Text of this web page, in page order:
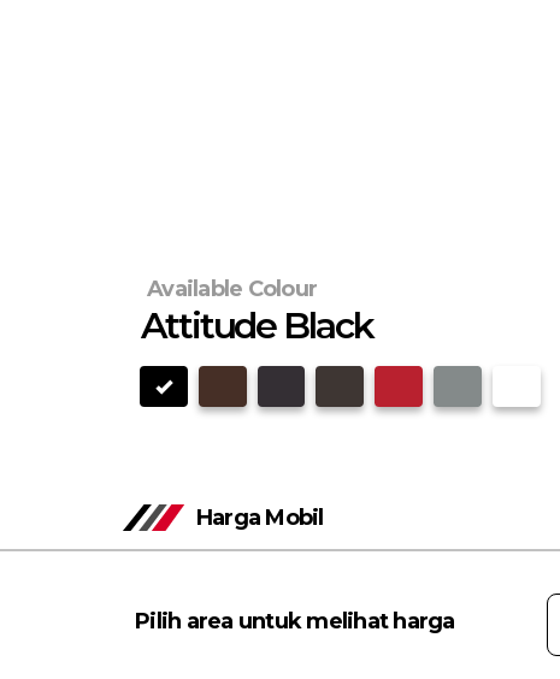
Available Colour
Attitude Black
Harga Mobil
Pilih area untuk melihat harga